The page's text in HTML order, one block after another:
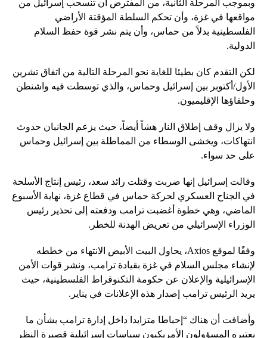
وبموجب المرحلة الثانية، من المفترض أن تنسحب إسرائيل من
مواقعها في غزة، وأن تحكم السلطة المؤقتة الأراضي
الفلسطينية بدلاً من حماس، وأن يتم نشر قوة حفظ السلام
الدولية.
لكن التقدم كان بطيئا للغاية نحو المرحلة التالية من اتفاق تشرين
الأول/أكتوبر بين إسرائيل وحماس، والذي توسطت فيه واشنطن
وحلفاؤها الإقليميون.
ولا يزال وقف إطلاق النار هشاً أيضاً، حيث يزعم الجانبان حدوث
انتهاكات، ويخشى الوسطاء من المماطلة بين إسرائيل وحماس
على حد سواء.
وقالت إسرائيل إنها ضربت وقتلت رائد سعد، رئيس إنتاج الأسلحة
في الجناح العسكري لحركة حماس في قطاع غزة، نهاية الأسبوع
الماضي، وهي خطوة أغضبت ترامب ودفعته إلى تحذير رئيس
الوزراء الإسرائيلي من تعريض الهدنة للخطر.
وفقًا لموقع Axios، يحاول البيت الأبيض الانتهاء من خططه
لإنشاء مجلس السلام في غزة بقيادة ترامب، ونشر قوات الأمن
الإسرائيلية والإعلان عن حكومة التكنوقراط الفلسطينية، حيث
يريد الرئيس ترامب إصدار هذه الإعلانات في يناير.
وأضافت أن هناك “إحباطا متزايدا داخل إدارة ترامب بشأن ما
يعتبره المسؤولون الأمريكيون سياسات إسرائيلية قصيرة النظر